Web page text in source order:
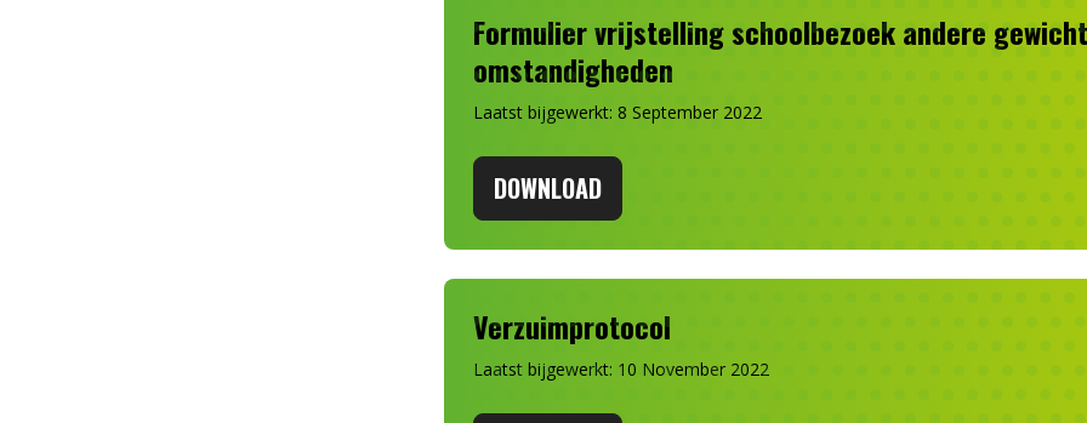
Formulier vrijstelling schoolbezoek andere
omstandigheden
Laatst bijgewerkt: 8 September 2022
DOWNLOAD
Verzuimprotocol
Laatst bijgewerkt: 10 November 2022